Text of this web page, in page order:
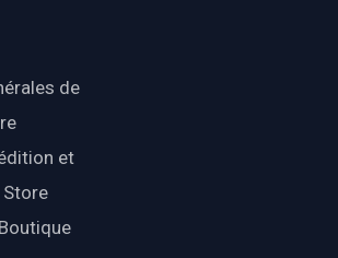
de
et
Store